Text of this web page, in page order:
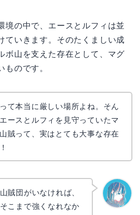
境の中で、エースとルフィは並
ていきます。そのたくましい成
ボ山を支えた存在として、マグ
ものです。
て本当に厳しい場所よね。そん
ースとルフィを見守っていたマ
賊って、実はとても大事な存在
賊団がいなければ、
こまで強くなれなか